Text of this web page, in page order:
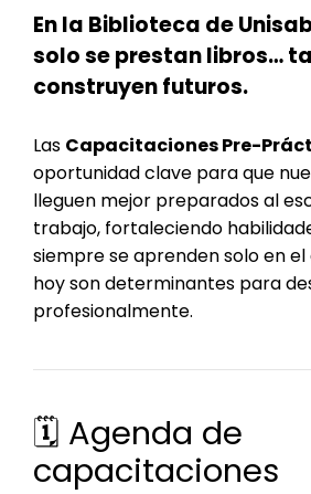
En la Biblioteca de
solo se prestan libros…
construyen futuros.
Las Capacitaciones Pre-
oportunidad clave para que
lleguen mejor preparados al
trabajo, fortaleciendo
siempre se aprenden solo en el
hoy son determinantes para
profesionalmente.
🗓 Agenda de
capacitaciones